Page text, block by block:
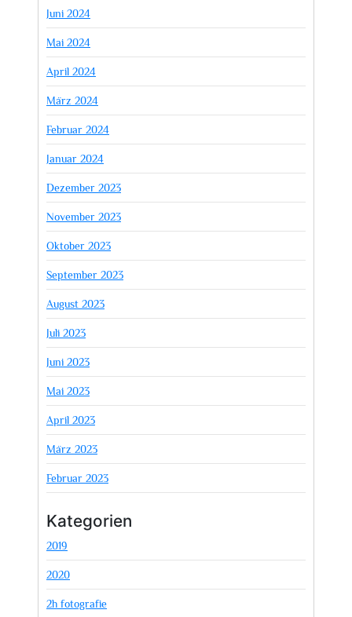
Juni 2024
Mai 2024
April 2024
März 2024
Februar 2024
Januar 2024
Dezember 2023
November 2023
Oktober 2023
September 2023
August 2023
Juli 2023
Juni 2023
Mai 2023
April 2023
März 2023
Februar 2023
Kategorien
2019
2020
2h fotografie